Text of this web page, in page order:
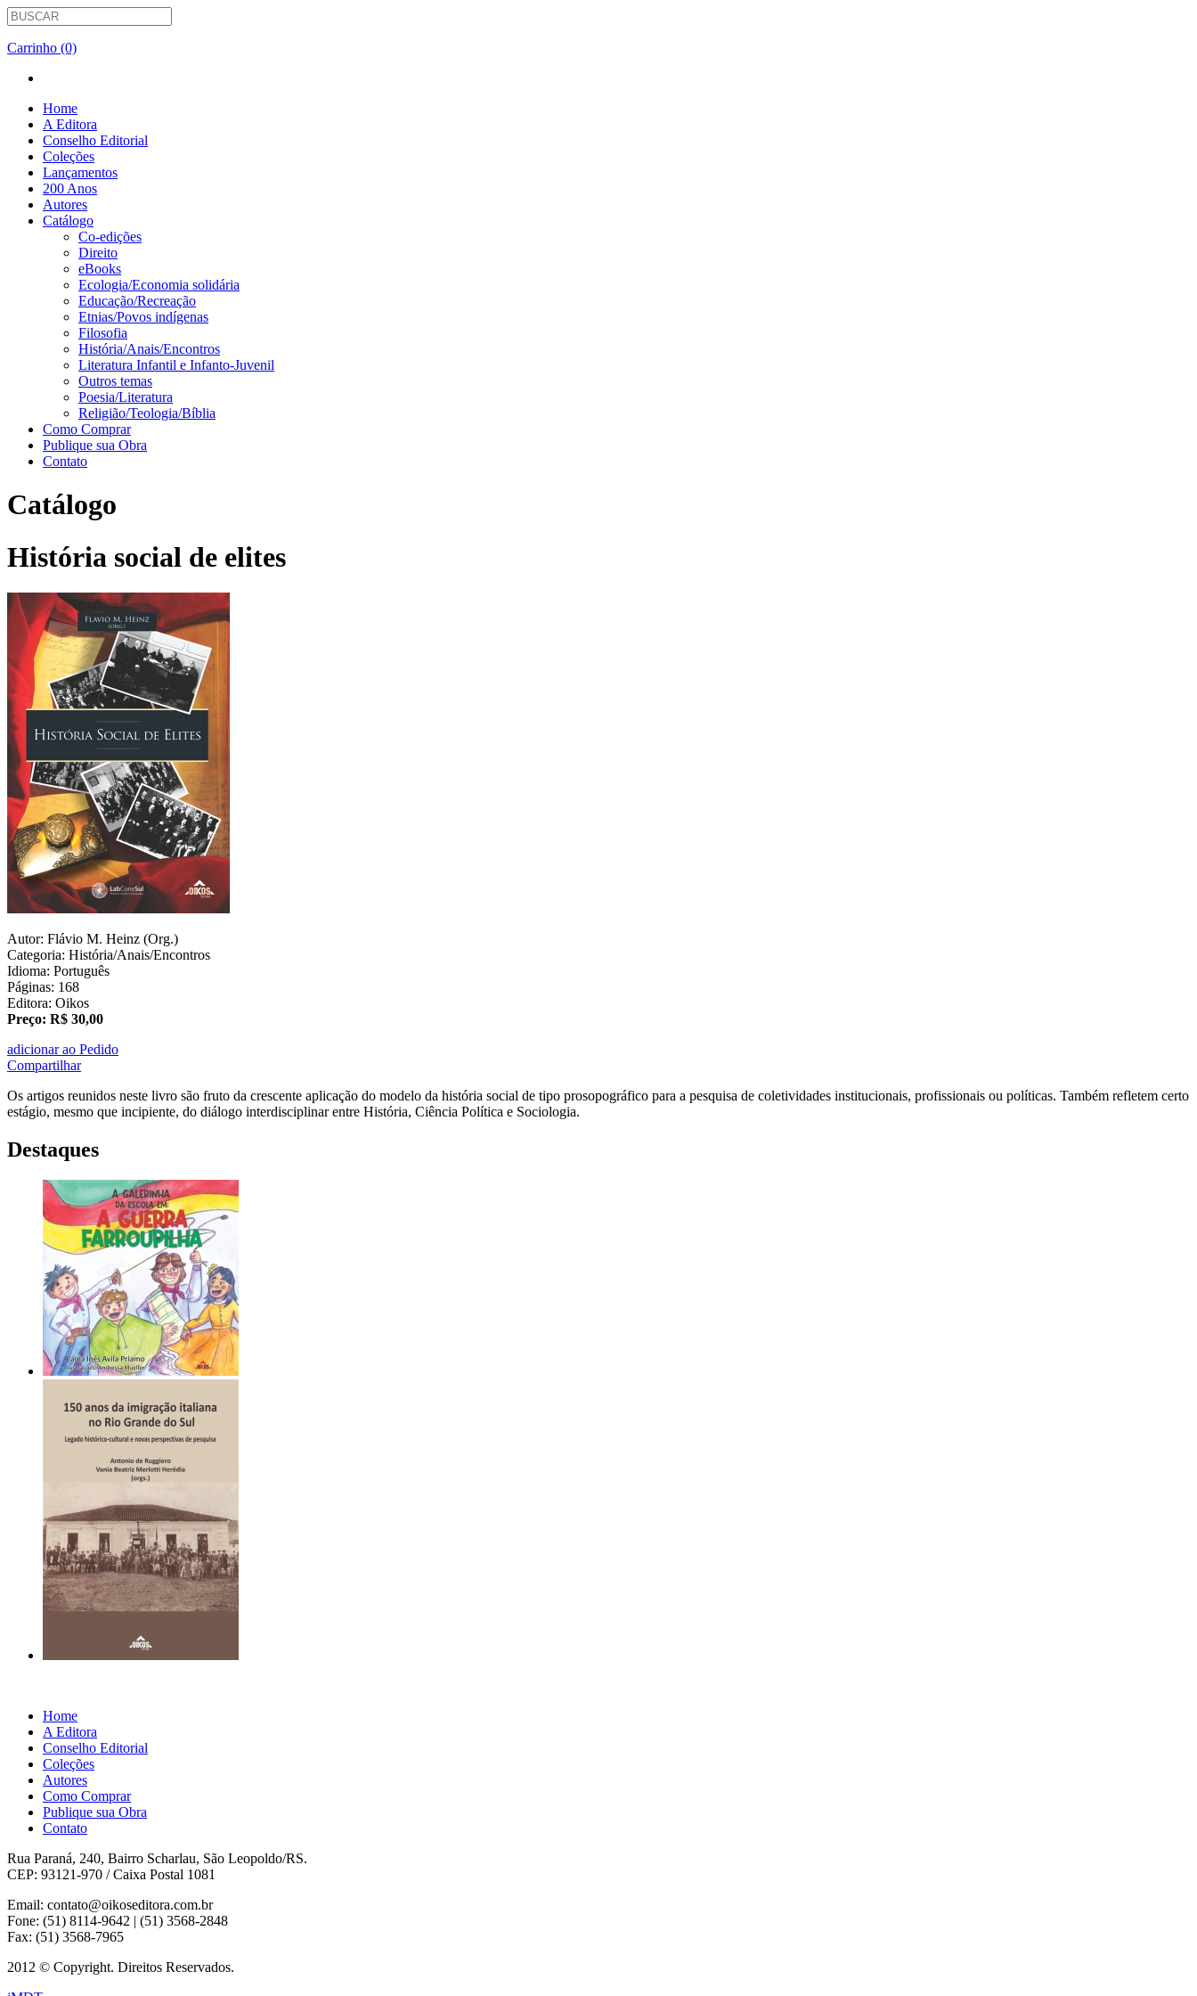
Carrinho (0)
Home
A Editora
Conselho Editorial
Coleções
Lançamentos
200 Anos
Autores
Catálogo
Co-edições
Direito
eBooks
Ecologia/Economia solidária
Educação/Recreação
Etnias/Povos indígenas
Filosofia
História/Anais/Encontros
Literatura Infantil e Infanto-Juvenil
Outros temas
Poesia/Literatura
Religião/Teologia/Bíblia
Como Comprar
Publique sua Obra
Contato
Catálogo
História social de elites
Autor: Flávio M. Heinz (Org.)
Categoria: História/Anais/Encontros
Idioma: Português
Páginas: 168
Editora: Oikos
Preço: R$ 30,00
adicionar ao Pedido
Compartilhar
Os artigos reunidos neste livro são fruto da crescente aplicação do modelo da história social de tipo prosopográfico para a pesquisa de coletividades institucionais, profissionais ou políticas. Também refletem certo
estágio, mesmo que incipiente, do diálogo interdisciplinar entre História, Ciência Política e Sociologia.
Destaques
Home
A Editora
Conselho Editorial
Coleções
Autores
Como Comprar
Publique sua Obra
Contato
Rua Paraná, 240, Bairro Scharlau, São Leopoldo/RS.
CEP: 93121-970 / Caixa Postal 1081
Email: contato@oikoseditora.com.br
Fone: (51) 8114-9642 | (51) 3568-2848
Fax: (51) 3568-7965
2012 © Copyright. Direitos Reservados.